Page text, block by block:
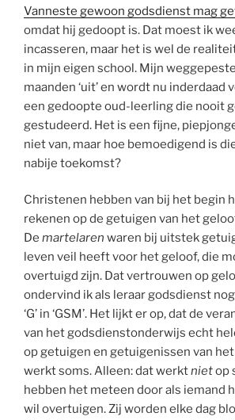
Vanneste gewoon godsdienst mag
omdat hij gedoopt is. Dat moest ik
incasseren, maar het is wel de
in mijn eigen school. Mijn
maanden ‘uit’ en wordt nu inderdaad
een gedoopte oud-leerling die nooit
gestudeerd. Het is een fijne,
niet van, maar hoe bemoedigend is
nabije toekomst?
Christenen hebben van bij het begin
rekenen op de getuigen van het
De martelaren waren bij uitstek
leven veil heeft voor het geloof, die
overtuigd zijn. Dat vertrouwen op
ondervind ik als leraar godsdienst
‘G’ in ‘GSM’. Het lijkt er op, dat de
van het godsdienstonderwijs echt
op getuigen en getuigenissen van
werkt soms. Alleen: dat werktnietop
hebben het meteen door als iemand
wil overtuigen. Zij worden elke dag